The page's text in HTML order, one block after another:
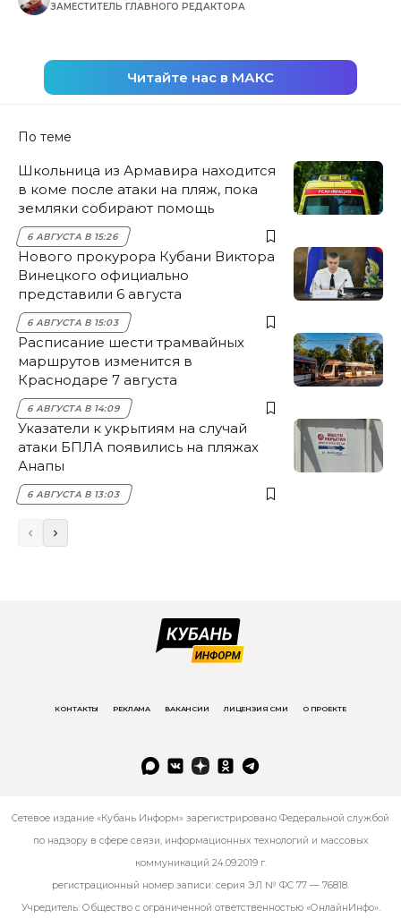
ЗАМЕСТИТЕЛЬ ГЛАВНОГО РЕДАКТОРА
Читайте нас в МАКС
По теме
Школьница из Армавира находится
в коме после атаки на пляж, пока
земляки собирают помощь
6 АВГУСТА В 15:26
Нового прокурора Кубани Виктора
Винецкого официально
представили 6 августа
6 АВГУСТА В 15:03
Расписание шести трамвайных
маршрутов изменится в
Краснодаре 7 августа
6 АВГУСТА В 14:09
Указатели к укрытиям на случай
атаки БПЛА появились на пляжах
Анапы
6 АВГУСТА В 13:03
КОНТАКТЫ РЕКЛАМА ВАКАНСИИ ЛИЦЕНЗИЯ СМИ О ПРОЕКТЕ
Сетевое издание «Кубань Информ» зарегистрировано Федеральной службой
по надзору в сфере связи, информационных технологий и массовых
коммуникаций 24.09.2019 г.
регистрационный номер записи: серия ЭЛ № ФС 77 — 76818.
Учредитель: Общество с ограниченной ответственностью «ОнлайнИнфо».